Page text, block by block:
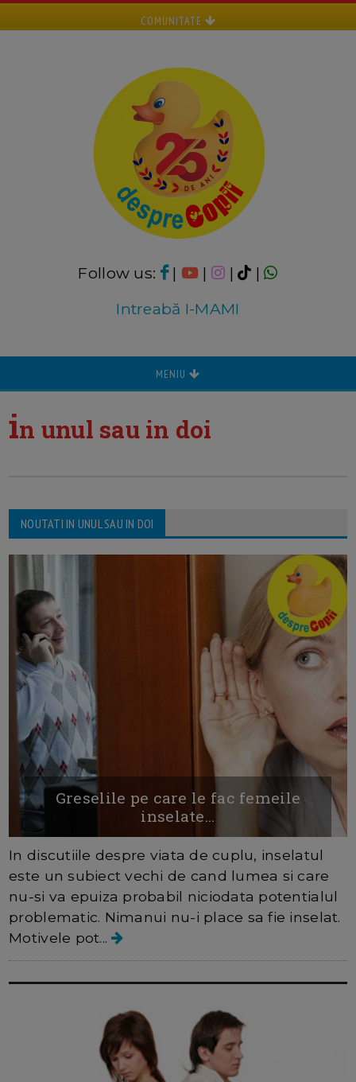
COMUNITATE
Follow us: | | |
|
Intreabă I-MAMI
MENIU
in unul sau in doi
NOUTATI IN UNUL SAU IN DOI
Greselile pe care le fac femeile
inselate...
In discutiile despre viata de cuplu, inselatul
este un subiect vechi de cand lumea si care
nu-si va epuiza probabil niciodata potentialul
problematic. Nimanui nu-i place sa fie inselat.
Motivele pot...